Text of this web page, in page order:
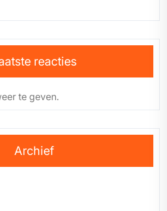
reacties
te geven.
Archief